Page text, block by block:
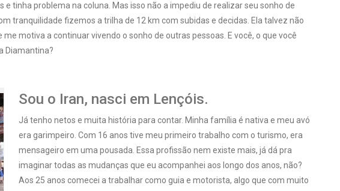
e tinha problema na coluna. Mas isso não a impediu de realizar seu sonho de
tranquilidade fizemos a trilha de 12 km com subidas e decidas. Ela talvez não
motiva a continuar vivendo o sonho de outras pessoas. E você, o que você
Diamantina?
Sou o Iran, nasci em Lençóis.
Já tenho netos e muita história para contar. Minha família é nativa e meu avó
era garimpeiro. Com 16 anos tive meu primeiro trabalho com o turismo, era
mensageiro em uma pousada. Essa profissão nem existe mais, já dá pra
imaginar todas as mudanças que eu acompanhei aos longo dos anos, não?
Aos 25 anos comecei a trabalhar como guia e motorista, algo que com muito